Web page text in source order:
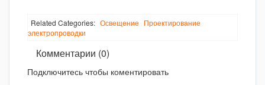
Related Categories: Освещение Проектирование
электропроводки
Комментарии (0)
Подключитесь чтобы коментировать